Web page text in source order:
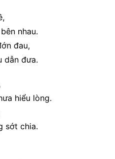
nhau.
đau,
dẫn đưa.
hiểu lòng.
sớt chia.